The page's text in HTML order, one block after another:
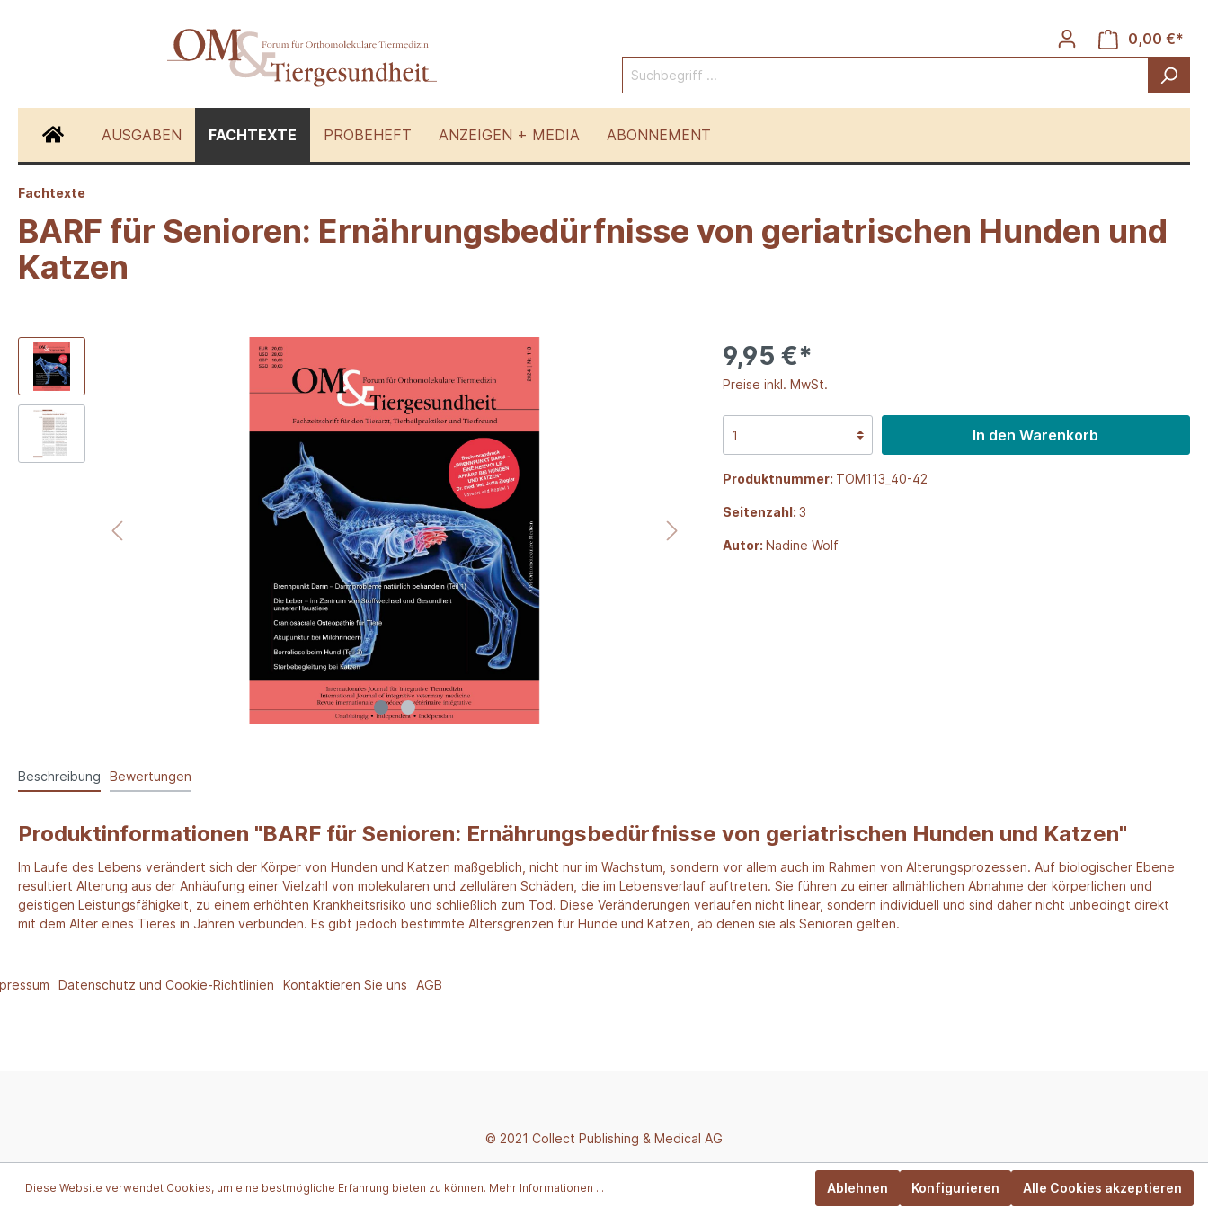
0,00 €*
AUSGABEN FACHTEXTE PROBEHEFT ANZEIGEN + MEDIA ABONNEMENT
Hunde
Fachtexte
BARF für Senioren: Ernährungsbedürfnisse von geriatrischen Hunden und
Katzen
9,95 €*
Preise inkl. MwSt.
In den Warenkorb
Produktnummer: TOM113_40-42
Seitenzahl: 3
Autor: Nadine Wolf
Beschreibung Bewertungen
Produktinformationen "BARF für Senioren: Ernährungsbedürfnisse von geriatrischen Hunden und Katzen"
Im Laufe des Lebens verändert sich der Körper von Hunden und Katzen maßgeblich, nicht nur im Wachstum, sondern vor allem auch im Rahmen von Alterungsprozessen. Auf biologischer Ebene
resultiert Alterung aus der Anhäufung einer Vielzahl von molekularen und zellulären Schäden, die im Lebensverlauf auftreten. Sie führen zu einer allmählichen Abnahme der körperlichen und
geistigen Leistungsfähigkeit, zu einem erhöhten Krankheitsrisiko und schließlich zum Tod. Diese Veränderungen verlaufen nicht linear, sondern individuell und sind daher nicht unbedingt direkt
mit dem Alter eines Tieres in Jahren verbunden. Es gibt jedoch bestimmte Altersgrenzen für Hunde und Katzen, ab denen sie als Senioren gelten.
Datenschutz und Cookie-Richtlinien Kontaktieren Sie uns AGB
© 2021 Collect Publishing & Medical AG
Diese Website verwendet Cookies, um eine bestmögliche Erfahrung bieten zu können. Mehr Informationen ... Ablehnen Konfigurieren Alle Cookies akzeptieren